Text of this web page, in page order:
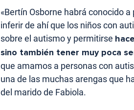
«Bertín Osborne habrá conocido
inferir de ahí que los niños con
sobre el autismo y permitirse
sino también tener muy poca
que amamos a personas con
una de las muchas arengas que
del marido de Fabiola.